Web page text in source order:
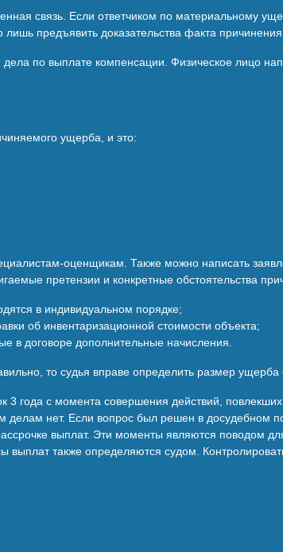
связь. Если ответчиком по материальному
предъявить доказательства факта
по выплате компенсации. Физическое лицо
ущерба, и это:
оценщикам. Также можно написать
претензии и конкретные обстоятельства
в индивидуальном порядке;
об инвентаризационной стоимости объекта;
в договоре дополнительные начисления.
то судья вправе определить размер ущерба
года с момента совершения действий,
нет. Если вопрос был решен в досудебном
выплат. Эти моменты являются поводом
также определяются судом.